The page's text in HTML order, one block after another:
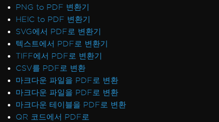
PNG to PDF 변환기
HEIC to PDF 변환기
SVG에서 PDF로 변환기
텍스트에서 PDF로 변환기
TIFF에서 PDF로 변환기
CSV를 PDF로 변환
마크다운 파일을 PDF로 변환
마크다운 파일을 PDF로 변환
마크다운 테이블을 PDF로 변환
QR 코드에서 PDF로